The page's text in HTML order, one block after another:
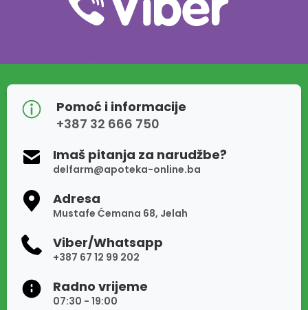
Pomoć i informacije
+387 32 666 750
Imaš pitanja za narudžbe?
delfarm@apoteka-online.ba
Adresa
Mustafe Ćemana 68, Jelah
Viber/Whatsapp
+387 67 12 99 202
Radno vrijeme
07:30 - 19:00